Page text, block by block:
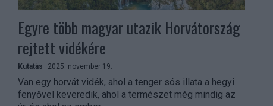
Egyre több magyar utazik Horvátország
rejtett vidékére
Kutatás 2025. november 19.
Van egy horvát vidék, ahol a tenger sós illata a hegyi
fenyővel keveredik, ahol a természet még mindig az